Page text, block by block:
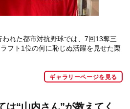
われた都市対抗野球では、7回13奪三
フト1位の何に恥じぬ活躍を見せた栗
ギャラリーページを見る
“山内さん”が教えてく